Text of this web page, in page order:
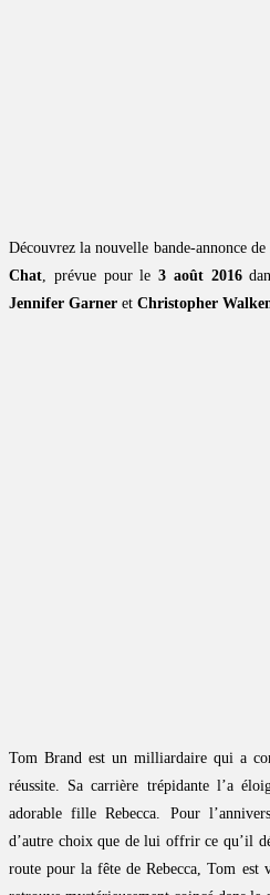
Découvrez la nouvelle bande-annonce
Chat, prévue pour le 3 août 2016
Jennifer Garner et Christopher
Tom Brand est un milliardaire qui a
réussite. Sa carrière trépidante l’a
adorable fille Rebecca. Pour
d’autre choix que de lui offrir ce qu’il
route pour la fête de Rebecca, Tom est